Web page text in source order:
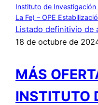
Instituto de Investigación
La Fe) – OPE
Listado definitivio de
18 de octubre de
MÁS
INSTITUTO